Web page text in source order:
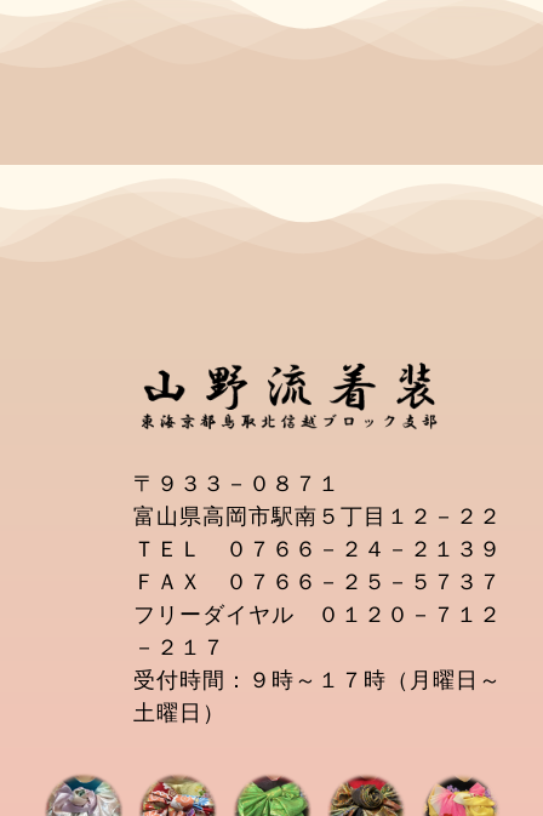
〒９３３－０８７１
富山県高岡市駅南５丁目１２－２２
ＴＥＬ ０７６６－２４－２１３９
ＦＡＸ ０７６６－２５－５７３７
フリーダイヤル ０１２０－７１２
－２１７
受付時間：９時～１７時（月曜日～
土曜日）